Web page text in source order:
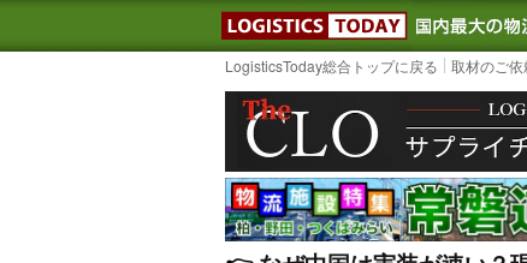
LOGISTICS
LogisticsToday総合トップに戻る 取材のご